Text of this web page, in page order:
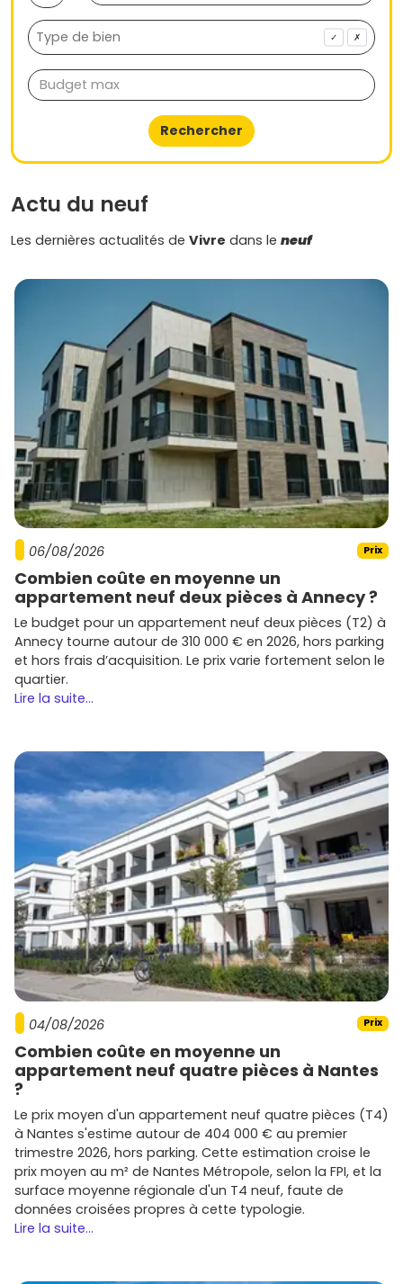
✓ ✗
Rechercher
Actu du neuf
Les dernières actualités de Vivre dans le neuf
06/08/2026 Prix
Combien coûte en moyenne un
appartement neuf deux pièces à Annecy ?
Le budget pour un appartement neuf deux pièces (T2) à
Annecy tourne autour de 310 000 € en 2026, hors parking
et hors frais d’acquisition. Le prix varie fortement selon le
quartier.
Lire la suite...
04/08/2026 Prix
Combien coûte en moyenne un
appartement neuf quatre pièces à Nantes
?
Le prix moyen d'un appartement neuf quatre pièces (T4)
à Nantes s'estime autour de 404 000 € au premier
trimestre 2026, hors parking. Cette estimation croise le
prix moyen au m² de Nantes Métropole, selon la FPI, et la
surface moyenne régionale d'un T4 neuf, faute de
données croisées propres à cette typologie.
Lire la suite...